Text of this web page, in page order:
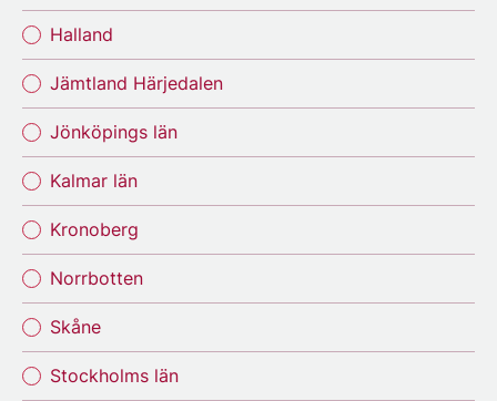
Halland
Jämtland Härjedalen
Jönköpings län
Kalmar län
Kronoberg
Norrbotten
Skåne
Stockholms län